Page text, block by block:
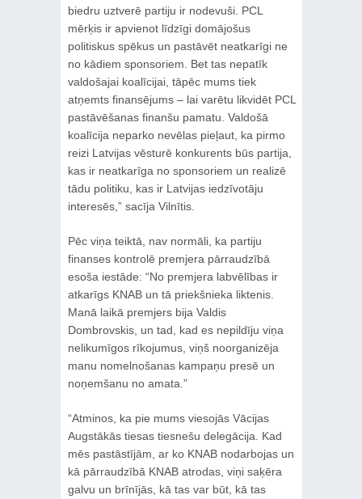
biedru uztverē partiju ir nodevuši. PCL
mērķis ir apvienot līdzīgi domājošus
politiskus spēkus un pastāvēt neatkarīgi ne
no kādiem sponsoriem. Bet tas nepatīk
valdošajai koalīcijai, tāpēc mums tiek
atņemts finansējums – lai varētu likvidēt PCL
pastāvēšanas finanšu pamatu. Valdošā
koalīcija neparko nevēlas pieļaut, ka pirmo
reizi Latvijas vēsturē konkurents būs partija,
kas ir neatkarīga no sponsoriem un realizē
tādu politiku, kas ir Latvijas iedzīvotāju
interesēs,” sacīja Vilnītis.
Pēc viņa teiktā, nav normāli, ka partiju
finanses kontrolē premjera pārraudzībā
esoša iestāde: “No premjera labvēlības ir
atkarīgs KNAB un tā priekšnieka liktenis.
Manā laikā premjers bija Valdis
Dombrovskis, un tad, kad es nepildīju viņa
nelikumīgos rīkojumus, viņš noorganizēja
manu nomelnošanas kampaņu presē un
noņemšanu no amata.”
“Atminos, ka pie mums viesojās Vācijas
Augstākās tiesas tiesnešu delegācija. Kad
mēs pastāstījām, ar ko KNAB nodarbojas un
kā pārraudzībā KNAB atrodas, viņi saķēra
galvu un brīnījās, kā tas var būt, kā tas